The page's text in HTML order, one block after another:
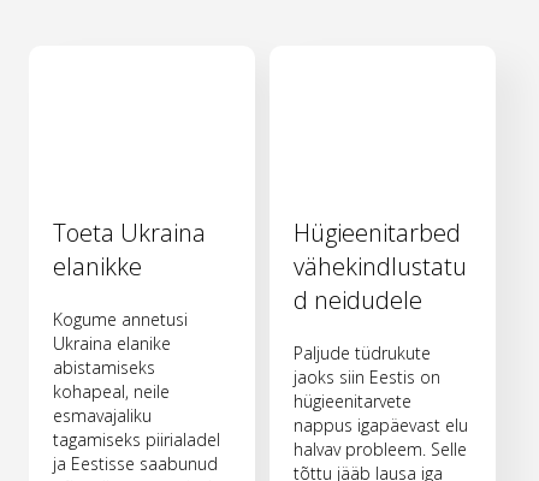
Toeta Ukraina
elanikke
Kogume annetusi
Ukraina elanike
abistamiseks
kohapeal, neile
esmavajaliku
tagamiseks piirialadel
ja Eestisse saabunud
Hügieenitarbed
vähekindlustatu
d neidudele
Paljude tüdrukute
jaoks siin Eestis on
hügieenitarvete
nappus igapäevast elu
halvav probleem. Selle
tõttu jääb lausa iga